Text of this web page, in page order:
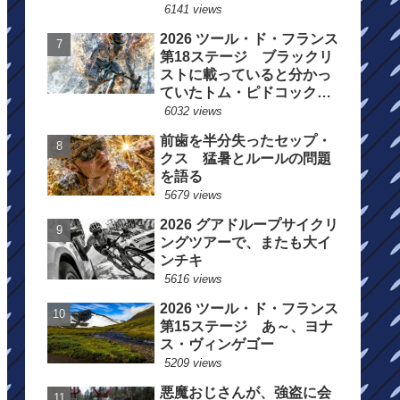
6141 views
2026 ツール・ド・フランス
第18ステージ ブラックリ
ストに載っていると分かっ
ていたトム・ピドコックは
総合順位死守に
6032 views
前歯を半分失ったセップ・
クス 猛暑とルールの問題
を語る
5679 views
2026 グアドループサイクリ
ングツアーで、またも大イ
ンチキ
5616 views
2026 ツール・ド・フランス
第15ステージ あ～、ヨナ
ス・ヴィンゲゴー
5209 views
悪魔おじさんが、強盗に会